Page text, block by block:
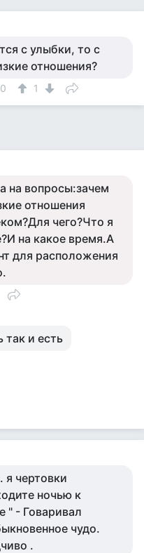
с улыбки, то с
отношения?
1
на вопросы:зачем
отношения
чего?Что я
на какое время.А
для расположения
так и есть
я чертовки
ночью к
" - Говаривал
чудо.
.